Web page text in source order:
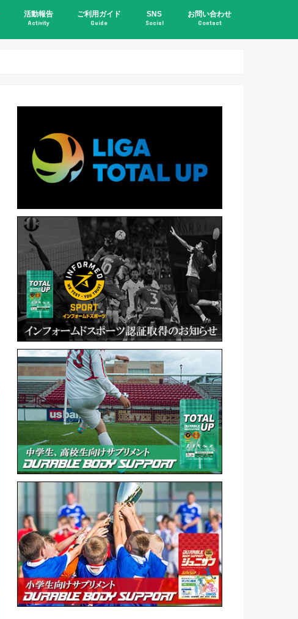
活動報告
Activity
ご利用ガイド
Guide
SNS
Social
お問い合わせ
Contact